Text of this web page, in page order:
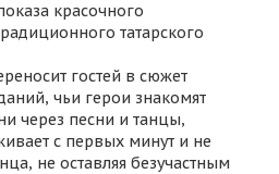
красочного
татарского
гостей в сюжет
чьи герои знакомят
через песни и танцы,
с первых минут и не
не оставляя безучастным